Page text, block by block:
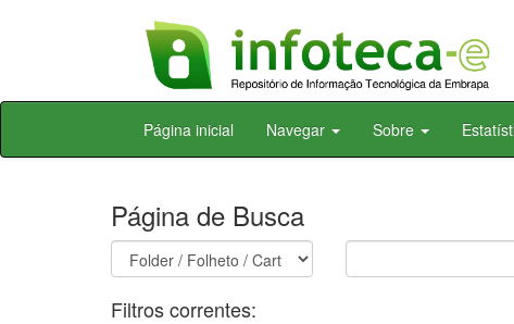
Skip
Página inicial Navegar Sobre
Página de Busca
Filtros correntes: